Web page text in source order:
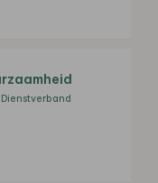
Dienstverband